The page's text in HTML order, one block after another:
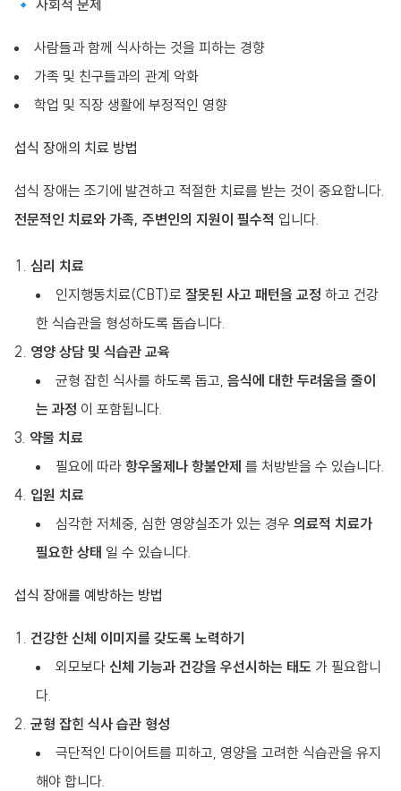
🔹 사회적 문제
사람들과 함께 식사하는 것을 피하는 경향
가족 및 친구들과의 관계 악화
학업 및 직장 생활에 부정적인 영향
섭식 장애의 치료 방법
섭식 장애는 조기에 발견하고 적절한 치료를 받는 것이 중요합니다.
전문적인 치료와 가족, 주변인의 지원이 필수적 입니다.
심리 치료
인지행동치료(CBT)로 잘못된 사고 패턴을 교정 하고 건강
한 식습관을 형성하도록 돕습니다.
영양 상담 및 식습관 교육
균형 잡힌 식사를 하도록 돕고, 음식에 대한 두려움을 줄이
는 과정 이 포함됩니다.
약물 치료
필요에 따라 항우울제나 항불안제 를 처방받을 수 있습니다.
입원 치료
심각한 저체중, 심한 영양실조가 있는 경우 의료적 치료가
필요한 상태 일 수 있습니다.
섭식 장애를 예방하는 방법
건강한 신체 이미지를 갖도록 노력하기
외모보다 신체 기능과 건강을 우선시하는 태도 가 필요합니
다.
균형 잡힌 식사 습관 형성
극단적인 다이어트를 피하고, 영양을 고려한 식습관을 유지
해야 합니다.